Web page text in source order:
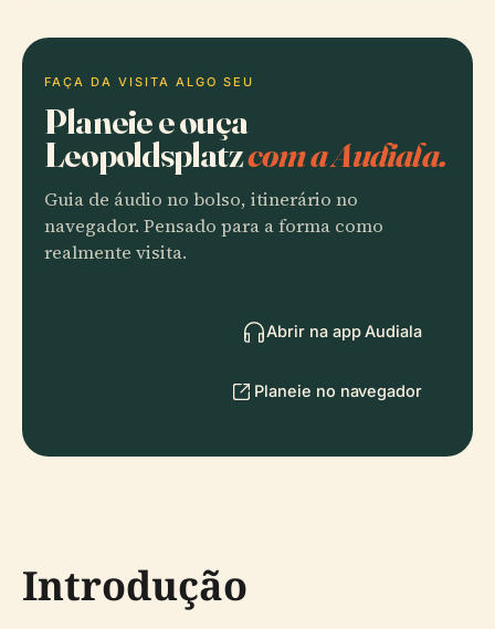
FAÇA DA VISITA ALGO SEU
Planeie e ouça
Leopoldsplatzcom a Audiala.
Guia de áudio no bolso, itinerário no
navegador. Pensado para a forma como
realmente visita.
Abrir na app Audiala
Planeie no navegador
Introdução